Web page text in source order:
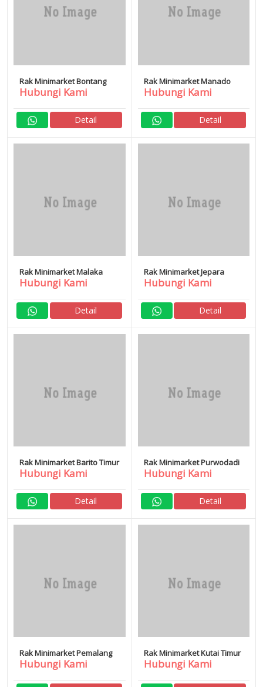
Rak Minimarket Bontang
Hubungi Kami
Detail
Rak Minimarket Manado
Hubungi Kami
Detail
Rak Minimarket Malaka
Hubungi Kami
Detail
Rak Minimarket Jepara
Hubungi Kami
Detail
Rak Minimarket Barito Timur
Hubungi Kami
Detail
Rak Minimarket Purwodadi
Hubungi Kami
Detail
Rak Minimarket Pemalang
Hubungi Kami
Rak Minimarket Kutai Timur
Hubungi Kami